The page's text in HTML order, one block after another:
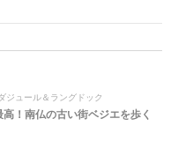
ジュール＆ラングドック
！南仏の古い街ベジエを歩く
ヴェトナムの